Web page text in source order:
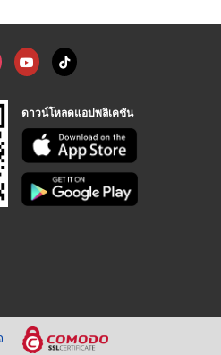
ดาวน์โหลดแอปพลิเคชัน